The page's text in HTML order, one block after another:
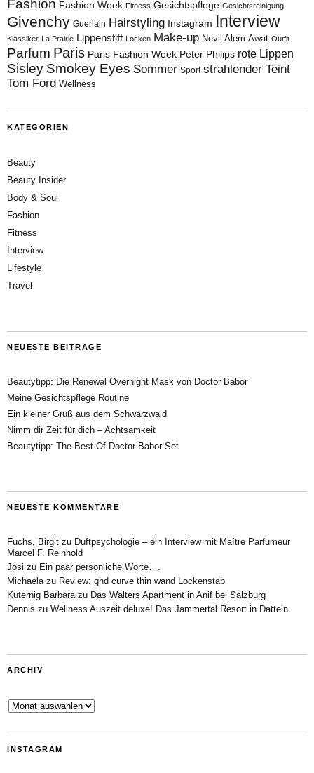
Fashion Fashion Week Fitness Gesichtspflege Gesichtsreinigung
Givenchy Guerlain Hairstyling Instagram Interview
Klassiker La Prairie Lippenstift Locken Make-up Nevil Alem-Awat Outfit
Parfum Paris Paris Fashion Week Peter Philips rote Lippen
Sisley Smokey Eyes Sommer Sport strahlender Teint
Tom Ford Wellness
KATEGORIEN
Beauty
Beauty Insider
Body & Soul
Fashion
Fitness
Interview
Lifestyle
Travel
NEUESTE BEITRÄGE
Beautytipp: Die Renewal Overnight Mask von Doctor Babor
Meine Gesichtspflege Routine
Ein kleiner Gruß aus dem Schwarzwald
Nimm dir Zeit für dich – Achtsamkeit
Beautytipp: The Best Of Doctor Babor Set
NEUESTE KOMMENTARE
Fuchs, Birgit zu Duftpsychologie – ein Interview mit Maître Parfumeur
Marcel F. Reinhold
Josi zu Ein paar persönliche Worte….
Michaela zu Review: ghd curve thin wand Lockenstab
Kuternig Barbara zu Das Walters Apartment in Anif bei Salzburg
Dennis zu Wellness Auszeit deluxe! Das Jammertal Resort in Datteln
ARCHIV
Archiv
INSTAGRAM